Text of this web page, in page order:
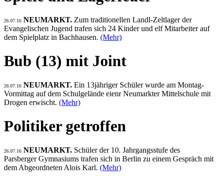
26.07.16 NEUMARKT. Zum traditionellen Landl-Zeltlager der
Evangelischen Jugend trafen sich 24 Kinder und elf Mitarbeiter auf
dem Spielplatz in Bachhausen. (Mehr)
Bub (13) mit Joint
26.07.16 NEUMARKT. Ein 13jähriger Schüler wurde am Montag-
Vormittag auf dem Schulgelände eienr Neumarkter Mittelschule mit
Drogen erwischt. (Mehr)
Politiker getroffen
26.07.16 NEUMARKT. Schüler der 10. Jahrgangsstufe des
Parsberger Gymnasiums trafen sich in Berlin zu einem Gespräch mit
dem Abgeordneten Alois Karl. (Mehr)